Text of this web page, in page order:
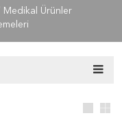
Medikal Ürünler